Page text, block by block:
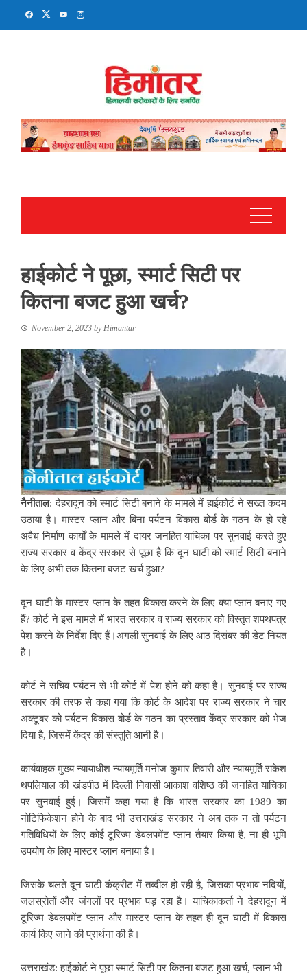
हाईकोर्ट ने पूछा, स्मार्ट सिटी पर
कितना बजट हुआ खर्च?
November 2, 2023 byHimantar
नैनीताल: देहरादून को स्मार्ट सिटी बनाने के मामले में हाईकोर्ट ने सख्त कदम
उठाया है। मास्टर प्लान और बिना पर्यटन विकास बोर्ड के गठन के हो रहे
अवैध निर्माण कार्यों के मामले में दायर जनहित याचिका पर सुनवाई करते हुए
राज्य सरकार व केंद्र सरकार से पूछा है कि दून घाटी को स्मार्ट सिटी बनाने
के लिए अभी तक कितना बजट खर्च हुआ?
दून घाटी के मास्टर प्लान के तहत विकास करने के लिए क्या प्लान बनाए गए
हैं? कोर्ट ने इस मामले में भारत सरकार व राज्य सरकार को विस्तृत शपथपत्र
पेश करने के निर्देश दिए हैं।अगली सुनवाई के लिए आठ दिसंबर की डेट नियत
है।
कोर्ट ने सचिव पर्यटन से भी कोर्ट में पेश होने को कहा है। सुनवाई पर राज्य
सरकार की तरफ से कहा गया कि कोर्ट के आदेश पर राज्य सरकार ने चार
अक्टूबर को पर्यटन विकास बोर्ड के गठन का प्रस्ताव केंद्र सरकार को भेज
दिया है, जिसमें केंद्र की संस्तुति आनी है।
कार्यवाहक मुख्य न्यायाधीश न्यायमूर्ति मनोज कुमार तिवारी और न्यायमूर्ति राकेश
थपलियाल की खंडपीठ में दिल्ली निवासी आकाश वशिष्ठ की जनहित याचिका
पर सुनवाई हुई। जिसमें कहा गया है कि भारत सरकार का 1989 का
नोटिफिकेशन होने के बाद भी उत्तराखंड सरकार ने अब तक न तो पर्यटन
गतिविधियों के लिए कोई टूरिज्म डेवलपमेंट प्लान तैयार किया है, ना ही भूमि
उपयोग के लिए मास्टर प्लान बनाया है।
जिसके चलते दून घाटी कंक्रीट में तब्दील हो रही है, जिसका प्रभाव नदियों,
जलस्रोतों और जंगलों पर प्रभाव पड़ रहा है। याचिकाकर्ता ने देहरादून में
टूरिज्म डेवलपमेंट प्लान और मास्टर प्लान के तहत ही दून घाटी में विकास
कार्य किए जाने की प्रार्थना की है।
उत्तराखंड: हाईकोर्ट ने पूछा स्मार्ट सिटी पर कितना बजट हुआ खर्च, प्लान भी